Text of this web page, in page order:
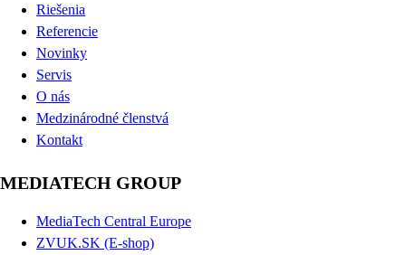
Riešenia
Referencie
Novinky
Servis
O nás
Medzinárodné členstvá
Kontakt
MEDIATECH GROUP
MediaTech Central Europe
ZVUK.SK (E-shop)